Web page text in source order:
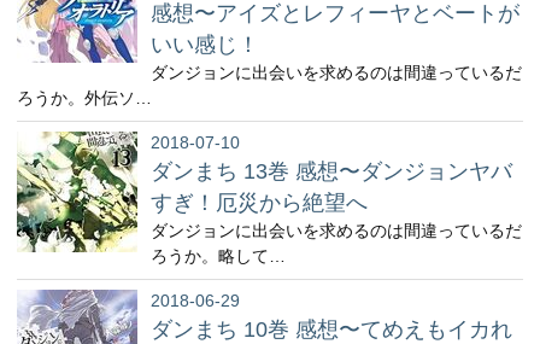
感想〜アイズとレフィーヤとベートが
いい感じ！
ダンジョンに出会いを求めるのは間違っているだ
ろうか。外伝ソ…
2018-07-10
ダンまち 13巻 感想〜ダンジョンヤバ
すぎ！厄災から絶望へ
ダンジョンに出会いを求めるのは間違っているだ
ろうか。略して…
2018-06-29
ダンまち 10巻 感想〜てめえもイカれ